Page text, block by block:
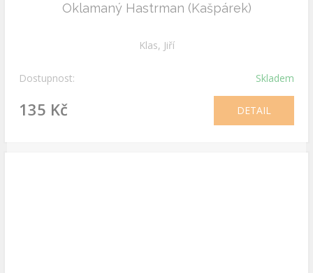
Oklamaný Hastrman (Kašpárek)
Klas, Jiří
Dostupnost: Skladem
135 Kč DETAIL